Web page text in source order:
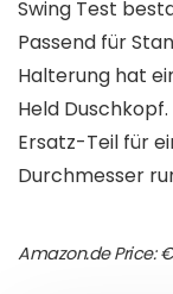
Swing Test
Passend für
Halterung hat
Held
Ersatz-Teil für
Durchmesser
Amazon.de Price:€